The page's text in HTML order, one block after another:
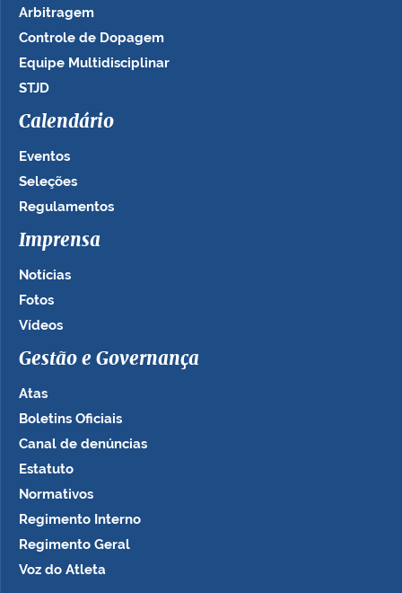
Arbitragem
Controle de Dopagem
Equipe Multidisciplinar
STJD
Calendário
Eventos
Seleções
Regulamentos
Imprensa
Notícias
Fotos
Vídeos
Gestão e Governança
Atas
Boletins Oficiais
Canal de denúncias
Estatuto
Normativos
Regimento Interno
Regimento Geral
Voz do Atleta